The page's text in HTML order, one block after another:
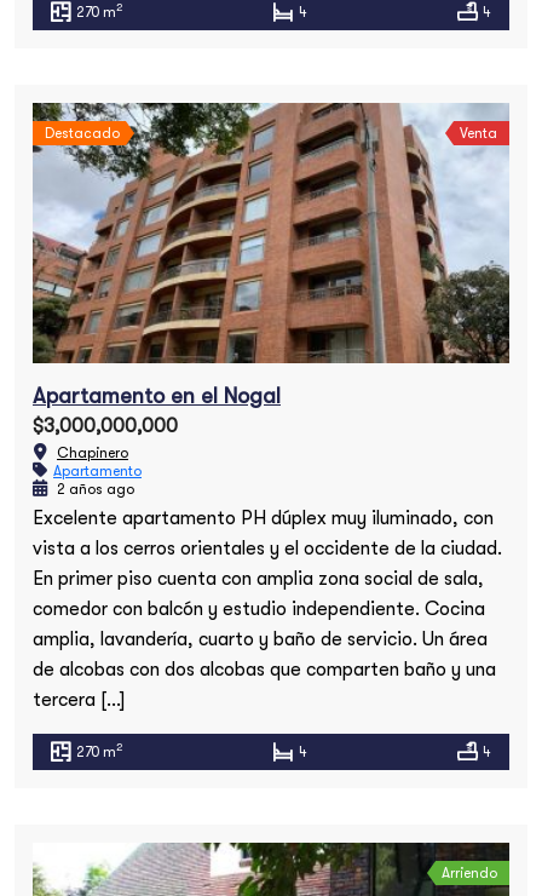
270 m2 4 4
Destacado Venta
Apartamento en el Nogal
$3,000,000,000
Chapinero
Apartamento
2 años ago
Excelente apartamento PH dúplex muy iluminado, con
vista a los cerros orientales y el occidente de la ciudad.
En primer piso cuenta con amplia zona social de sala,
comedor con balcón y estudio independiente. Cocina
amplia, lavandería, cuarto y baño de servicio. Un área
de alcobas con dos alcobas que comparten baño y una
tercera […]
270 m2 4 4
Arriendo
Apartamento en el Nogal
$3,000,000,000
Chapinero